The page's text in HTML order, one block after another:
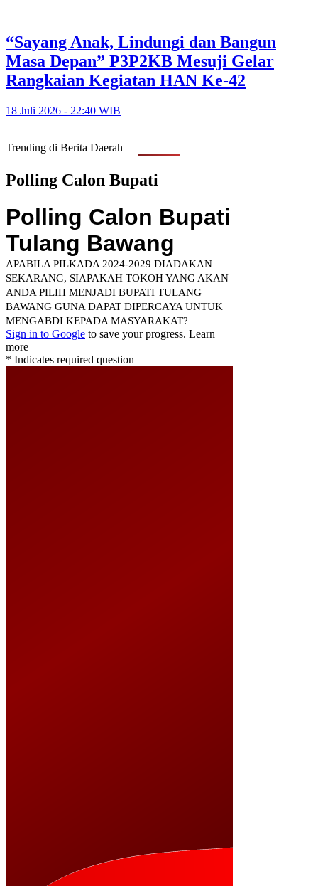
“Sayang Anak, Lindungi dan Bangun
Masa Depan” P3P2KB Mesuji Gelar
Rangkaian Kegiatan HAN Ke-42
18 Juli 2026 - 22:40 WIB
Trending di Berita Daerah
Polling Calon Bupati